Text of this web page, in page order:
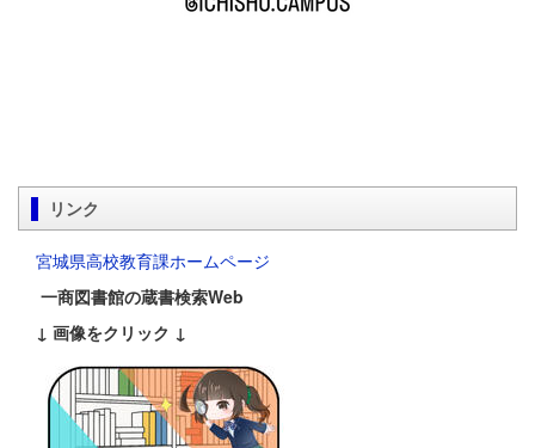
リンク
宮城県高校教育課ホームページ
一商図書館の蔵書検索Web
↓ 画像をクリック ↓